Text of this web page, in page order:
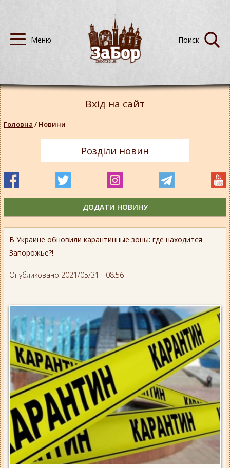
В Украине обновили карантинные зоны: где находится
Запорожье?!
Опубликовано 2021/05/31 - 08:56
Вхід на сайт
Головна / Новини
Розділи новин
ДОДАТИ НОВИНУ